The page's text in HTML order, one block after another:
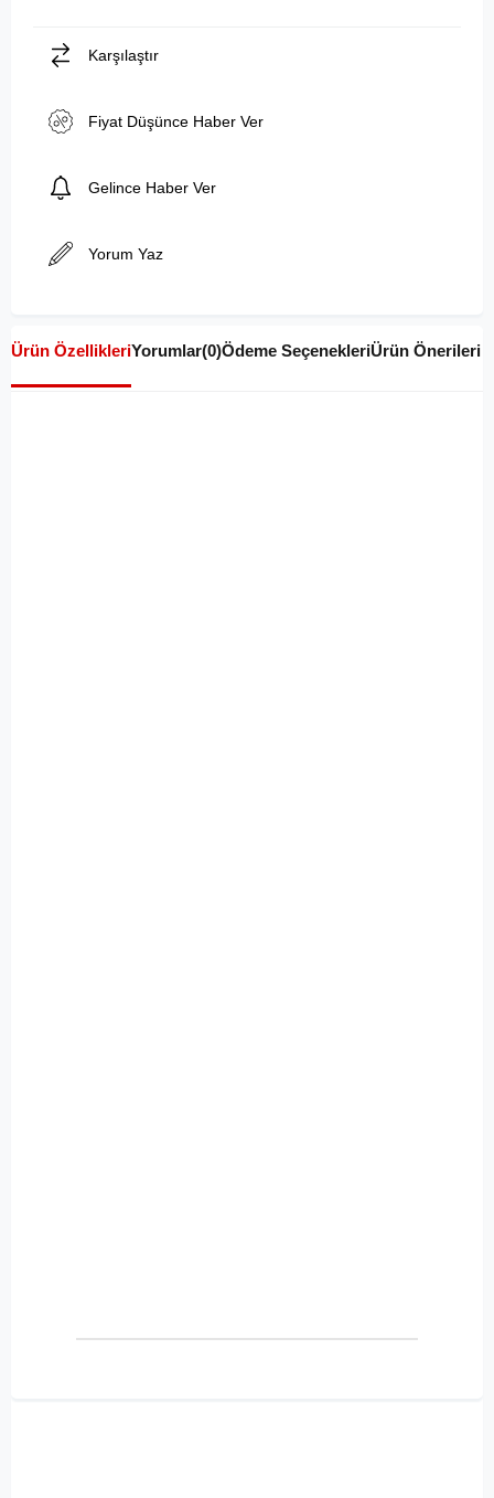
Karşılaştır
Fiyat Düşünce Haber Ver
Gelince Haber Ver
Yorum Yaz
Ürün ÖzellikleriYorumlar(0)Ödeme SeçenekleriÜrün Önerileri